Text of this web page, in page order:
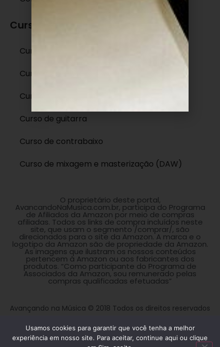
Cursos e treinamentos
Curso de violão fingerstyle
Curso de canto
Curso de teclado
Curso de guitarra
Curso de contrabaixo
Curso de mixagem e masterização (DAW)
O proprietário deste portal,
AvancandoNaMusica.com.br, participa do Programa
de Afiliados da Amazon por meio de compras
afiliadas. Todos os links de compra incluídos neste
site, que usam o segmento /comprar/, são
direcionados para o site da Amazon. A marca e o
logotipo da Amazon são de propriedade da Amazon.
As imagens que ilustram os nossos conteúdos
pertencem à Amazon ou aos fabricantes dos
produtos. “Como participante do Programa de
Associados da Amazon, sou remunerado pelas
compras qualificadas efetuadas”
Avançando na Música © 2018 Todos os direitos reservados
Usamos cookies para garantir que você tenha a melhor
experiência em nosso site. Para aceitar, continue aqui ou clique